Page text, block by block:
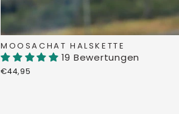
MOOSACHAT HALSKETTE
19 Bewertungen
€44,95